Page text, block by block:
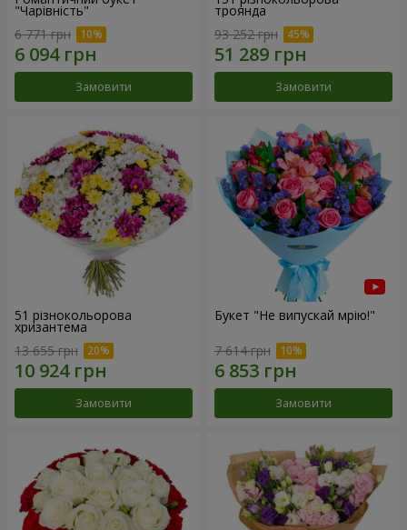
"Чарівність"
6 771 грн
Замовити
троянда
93 252 грн
Замовити
51 різнокольорова
хризантема
13 655 грн
Замовити
Букет "Не випускай мрію!"
7 614 грн
Замовити